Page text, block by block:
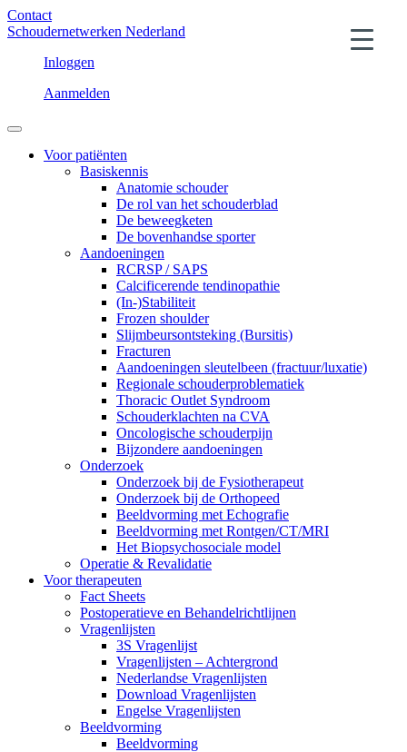
Contact
Schoudernetwerken Nederland
Inloggen
Aanmelden
Voor patiënten
Basiskennis
Anatomie schouder
De rol van het schouderblad
De beweegketen
De bovenhandse sporter
Aandoeningen
RCRSP / SAPS
Calcificerende tendinopathie
(In-)Stabiliteit
Frozen shoulder
Slijmbeursontsteking (Bursitis)
Fracturen
Aandoeningen sleutelbeen (fractuur/luxatie)
Regionale schouderproblematiek
Thoracic Outlet Syndroom
Schouderklachten na CVA
Oncologische schouderpijn
Bijzondere aandoeningen
Onderzoek
Onderzoek bij de Fysiotherapeut
Onderzoek bij de Orthopeed
Beeldvorming met Echografie
Beeldvorming met Rontgen/CT/MRI
Het Biopsychosociale model
Operatie & Revalidatie
Voor therapeuten
Fact Sheets
Postoperatieve en Behandelrichtlijnen
Vragenlijsten
3S Vragenlijst
Vragenlijsten – Achtergrond
Nederlandse Vragenlijsten
Download Vragenlijsten
Engelse Vragenlijsten
Beeldvorming
Beeldvorming